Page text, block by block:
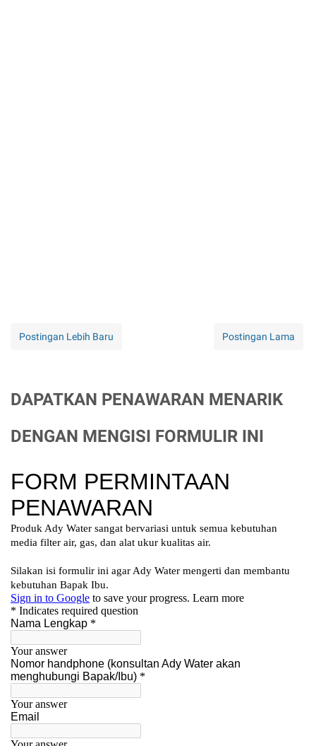
Postingan Lebih Baru Postingan Lama
DAPATKAN PENAWARAN MENARIK
DENGAN MENGISI FORMULIR INI